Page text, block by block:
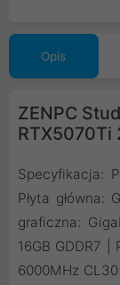
Opis
ZENPC
RTX5070Ti
Specyfikacja:
Płyta główna:
graficzna:
16GB GDDR7 |
6000MHz